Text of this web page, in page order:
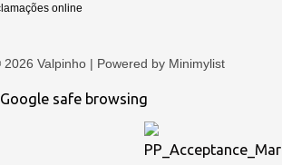
online
Valpinho | Powered by Minimylist